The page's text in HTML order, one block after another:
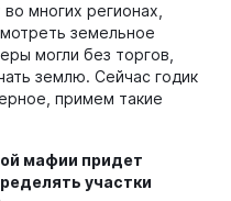
многих регионах,
земельное
могли без торгов,
землю. Сейчас годик
примем такие
мафии придет
участки